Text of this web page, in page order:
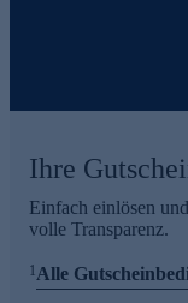
Ihre
Einfach einlösen
volle Transparenz.
1 Alle